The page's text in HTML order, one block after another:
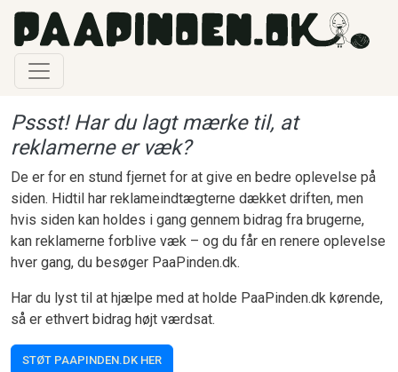
Gå til hovedindhold
Pssst! Har du lagt mærke til, at
reklamerne er væk?
De er for en stund fjernet for at give en bedre oplevelse på
siden. Hidtil har reklameindtægterne dækket driften, men
hvis siden kan holdes i gang gennem bidrag fra brugerne,
kan reklamerne forblive væk – og du får en renere oplevelse
hver gang, du besøger PaaPinden.dk.
Har du lyst til at hjælpe med at holde PaaPinden.dk kørende,
så er ethvert bidrag højt værdsat.
STØT PAAPINDEN.DK HER